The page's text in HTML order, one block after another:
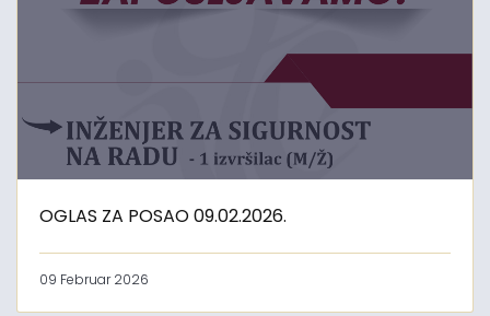
OGLAS ZA POSAO 09.02.2026.
09 Februar 2026